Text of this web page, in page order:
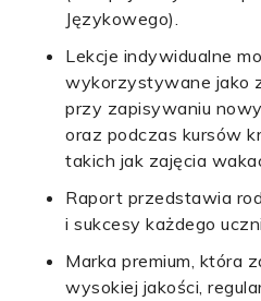
Językowego).
Lekcje indywidualne
wykorzystywane jako
przy zapisywaniu
oraz podczas kursów
takich jak zajęcia
Raport przedstawia
i sukcesy każdego
Marka premium, która
wysokiej jakości,